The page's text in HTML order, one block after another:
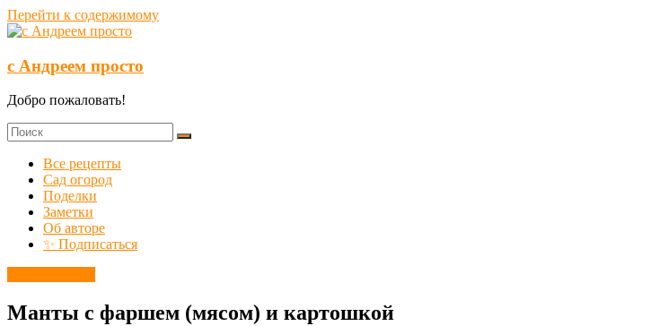
Перейти к содержимому
с Андреем просто
Добро пожаловать!
Все рецепты
Сад огород
Поделки
Заметки
Об авторе
✨ Подписаться
Манты с фаршем (мясом) и картошкой